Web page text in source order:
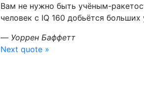
Вам не нужно быть учёным-
человек с IQ 160 добьётся
— Уоррен Баффетт
Next quote »